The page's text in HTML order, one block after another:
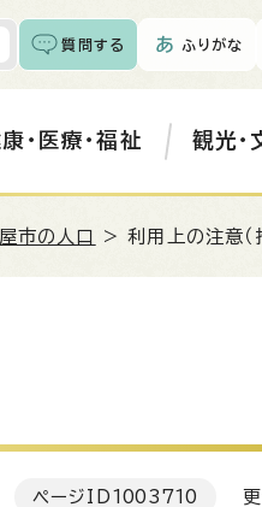
質問する ふりがな
・医療・福祉 観光・
市の人口 > 利用上の注意（
ページID 1003710 更